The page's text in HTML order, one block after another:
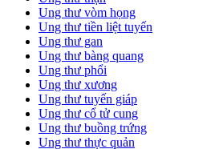
Ung thư vòm họng
Ung thư tiền liệt tuyến
Ung thư gan
Ung thư bàng quang
Ung thư phổi
Ung thư xương
Ung thư tuyến giáp
Ung thư cổ tử cung
Ung thư buồng trứng
Ung thư thực quản